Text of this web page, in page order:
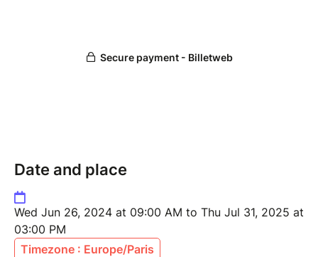
Date and place
Wed Jun 26, 2024 at 09:00 AM to Thu Jul 31, 2025 at
03:00 PM
Timezone : Europe/Paris